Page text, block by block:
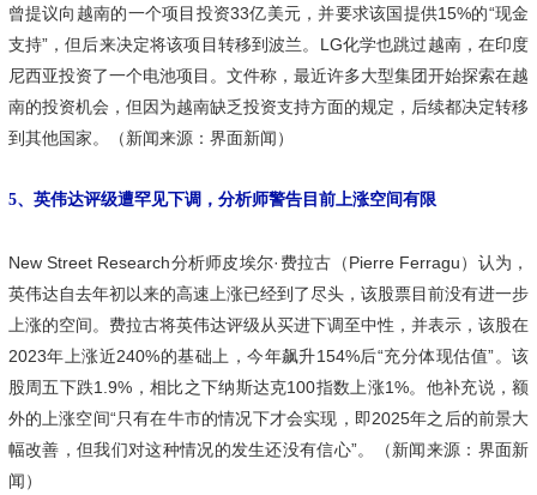
曾提议向越南的一个项目投资33亿美元，并要求该国提供15%的“现金
支持”，但后来决定将该项目转移到波兰。LG化学也跳过越南，在印度
尼西亚投资了一个电池项目。文件称，最近许多大型集团开始探索在越
南的投资机会，但因为越南缺乏投资支持方面的规定，后续都决定转移
到其他国家。（新闻来源：界面新闻）
5、英伟达评级遭罕见下调，分析师警告目前上涨空间有限
New Street Research分析师皮埃尔·费拉古（Pierre Ferragu）认为，
英伟达自去年初以来的高速上涨已经到了尽头，该股票目前没有进一步
上涨的空间。费拉古将英伟达评级从买进下调至中性，并表示，该股在
2023年上涨近240%的基础上，今年飙升154%后“充分体现估值”。该
股周五下跌1.9%，相比之下纳斯达克100指数上涨1%。他补充说，额
外的上涨空间“只有在牛市的情况下才会实现，即2025年之后的前景大
幅改善，但我们对这种情况的发生还没有信心”。（新闻来源：界面新
闻）